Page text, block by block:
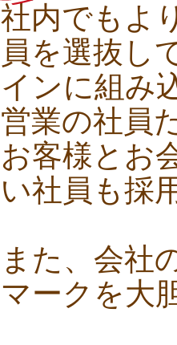
社内でもよ
員を選抜し
インに組み
営業の社員
お客様とお
い社員も採
また、会社
マークを大